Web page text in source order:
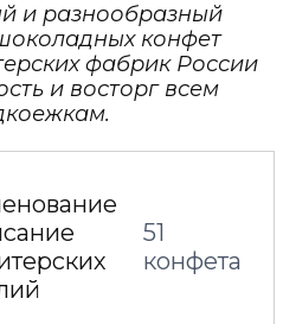
и разнообразный
конфет
фабрик России
и восторг всем
51
конфета